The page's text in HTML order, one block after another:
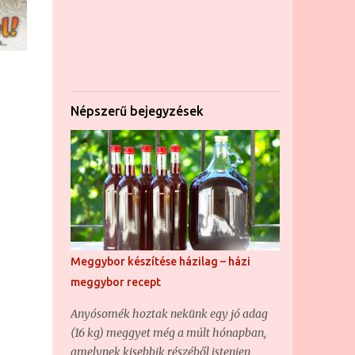
Népszerű bejegyzések
Meggybor készítése házilag – házi
meggybor recept
Anyósomék hoztak nekünk egy jó adag
(16 kg) meggyet még a múlt hónapban,
amelynek kisebbik részéből istenien